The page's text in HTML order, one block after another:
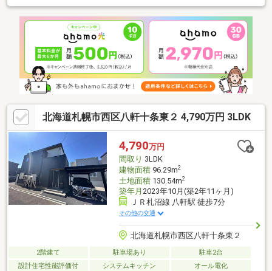
似9条14丁目』のオススメＰＯＩＮＴ！・…━━━☆・…
━━━☆・…━━━☆・…━━━☆■6LDK・建物約45坪の間取
り。大家族や二世帯、テレワークルームや趣味の部屋など、ライ
フスタイルに合わせた活用が可能です■ゆったりとした敷地に
は、冬の積雪時にも心強い「車庫」と「カーポート」を完備。
■「新琴似西公園」まで徒歩1分。緑豊かで穏やかなロケーション
です。■徒歩圏内に銀行やスーパーあり。
北海道札幌市西区八軒十条東２ 4,790万円 3LDK
4,790万円
間取り 3LDK
建物面積96.29m2
土地面積130.54m2
築年月 2023年10月(築2年11ヶ月)
ＪＲ札沼線 八軒駅 徒歩7分
その他の交通
北海道札幌市西区八軒十条東２
2階建て 駐車場あり
駐車2台
設計住宅性能評価付
システムキッチン オール電化